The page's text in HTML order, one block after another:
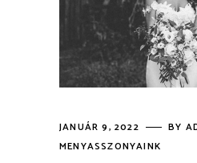
JANUÁR 9, 2022 BY
MENYASSZONYAINK